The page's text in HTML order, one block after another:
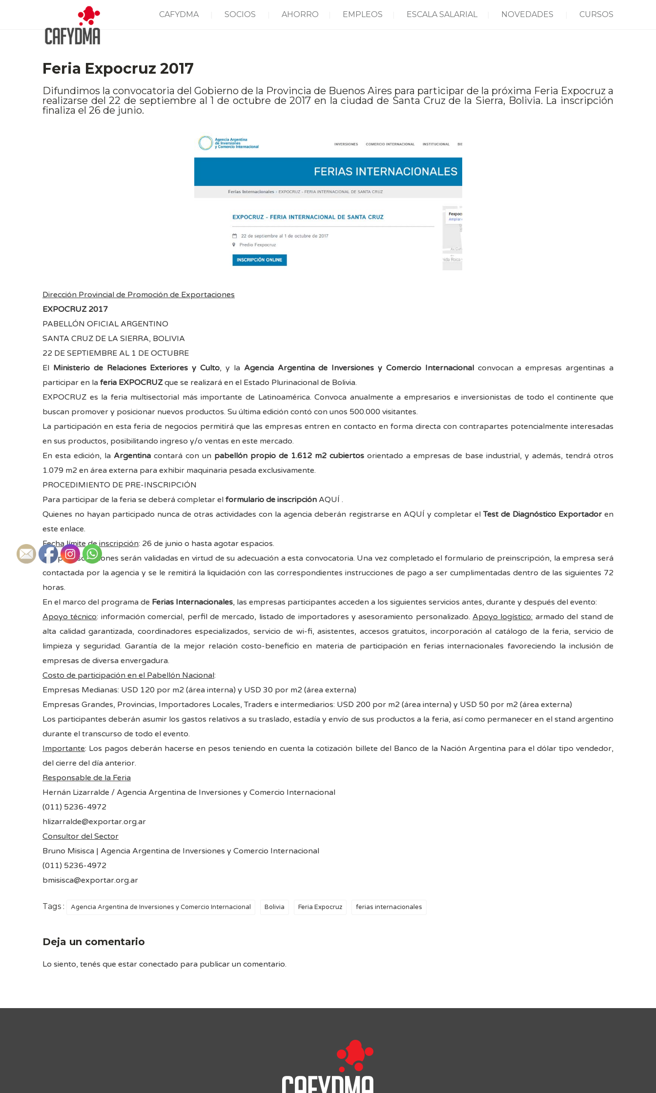
CAFYDMA SOCIOS AHORRO EMPLEOS ESCALA SALARIAL NOVEDADES CURSOS
Feria Expocruz 2017
Difundimos la convocatoria del Gobierno de la Provincia de Buenos Aires para participar de la próxima Feria Expocruz a
realizarse del 22 de septiembre al 1 de octubre de 2017 en la ciudad de Santa Cruz de la Sierra, Bolivia. La inscripción
finaliza el 26 de junio.
Dirección Provincial de Promoción de Exportaciones
EXPOCRUZ 2017
PABELLÓN OFICIAL ARGENTINO
SANTA CRUZ DE LA SIERRA, BOLIVIA
22 DE SEPTIEMBRE AL 1 DE OCTUBRE
El Ministerio de Relaciones Exteriores y Culto, y la Agencia Argentina de Inversiones y Comercio Internacionalconvocan a empresas argentinas a
participar en la feria EXPOCRUZque se realizará en el Estado Plurinacional de Bolivia.
EXPOCRUZ es la feria multisectorial más importante de Latinoamérica. Convoca anualmente a empresarios e inversionistas de todo el continente que
buscan promover y posicionar nuevos productos. Su última edición contó con unos 500.000 visitantes.
La participación en esta feria de negocios permitirá que las empresas entren en contacto en forma directa con contrapartes potencialmente interesadas
en sus productos, posibilitando ingreso y/o ventas en este mercado.
En esta edición, la Argentina contará con un pabellón propio de 1.612 m2 cubiertos orientado a empresas de base industrial, y además, tendrá otros
1.079 m2 en área externa para exhibir maquinaria pesada exclusivamente.
PROCEDIMIENTO DE PRE-INSCRIPCIÓN
Para participar de la feria se deberá completar el formulario de inscripción AQUÍ .
Quienes no hayan participado nunca de otras actividades con la agencia deberán registrarse en AQUÍ y completar elTest de Diagnóstico Exportadoren
este enlace.
Fecha límite de inscripción: 26 de junio o hasta agotar espacios.
Las preinscripciones serán validadas en virtud de su adecuación a esta convocatoria. Una vez completado el formulario de preinscripción, la empresa será
contactada por la agencia y se le remitirá la liquidación con las correspondientes instrucciones de pago a ser cumplimentadas dentro de las siguientes 72
horas.
En el marco del programa de Ferias Internacionales, las empresas participantes acceden a los siguientes servicios antes, durante y después del evento:
Apoyo técnico: información comercial, perfil de mercado, listado de importadores y asesoramiento personalizado. Apoyo logístico: armado del stand de
alta calidad garantizada, coordinadores especializados, servicio de wi-fi, asistentes, accesos gratuitos, incorporación al catálogo de la feria, servicio de
limpieza y seguridad. Garantía de la mejor relación costo-beneficio en materia de participación en ferias internacionales favoreciendo la inclusión de
empresas de diversa envergadura.
Costo de participación en el Pabellón Nacional:
Empresas Medianas: USD 120 por m2 (área interna) y USD 30 por m2 (área externa)
Empresas Grandes, Provincias, Importadores Locales, Traders e intermediarios: USD 200 por m2 (área interna) y USD 50 por m2 (área externa)
Los participantes deberán asumir los gastos relativos a su traslado, estadía y envío de sus productos a la feria, así como permanecer en el stand argentino
durante el transcurso de todo el evento.
Importante: Los pagos deberán hacerse en pesos teniendo en cuenta la cotización billete del Banco de la Nación Argentina para el dólar tipo vendedor,
del cierre del día anterior.
Responsable de la Feria
Hernán Lizarralde / Agencia Argentina de Inversiones y Comercio Internacional
(011) 5236-4972
hlizarralde@exportar.org.ar
Consultor del Sector
Bruno Misisca | Agencia Argentina de Inversiones y Comercio Internacional
(011) 5236-4972
bmisisca@exportar.org.ar
Tags : Agencia Argentina de Inversiones y Comercio Internacional Bolivia Feria Expocruz ferias internacionales
Deja un comentario
Lo siento, tenés que estar conectado para publicar un comentario.